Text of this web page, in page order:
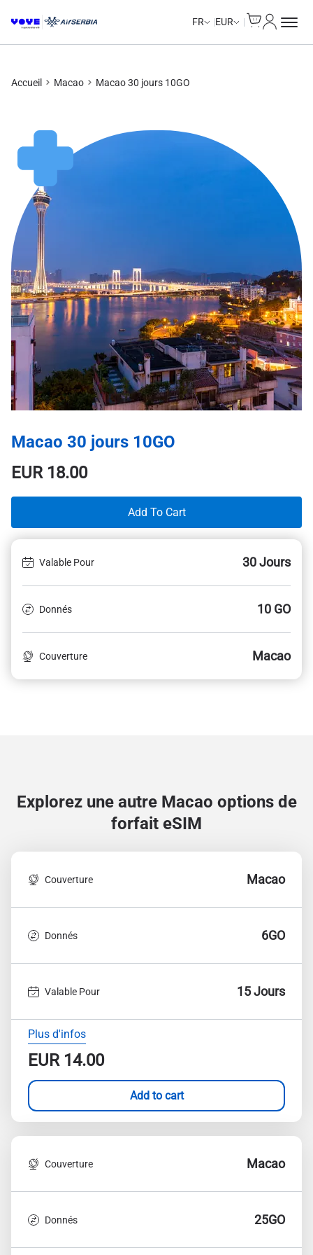
FR EUR
Accueil Macao Macao 30 jours 10GO
Macao 30 jours 10GO
EUR18.00
Add To Cart
Valable Pour 30 Jours
Donnés 10 GO
Couverture Macao
Explorez une autre Macao options de
forfait eSIM
Couverture Macao
Donnés 6GO
Valable Pour 15 Jours
Plus d'infos
EUR14.00
Add to cart
Couverture Macao
Donnés 25GO